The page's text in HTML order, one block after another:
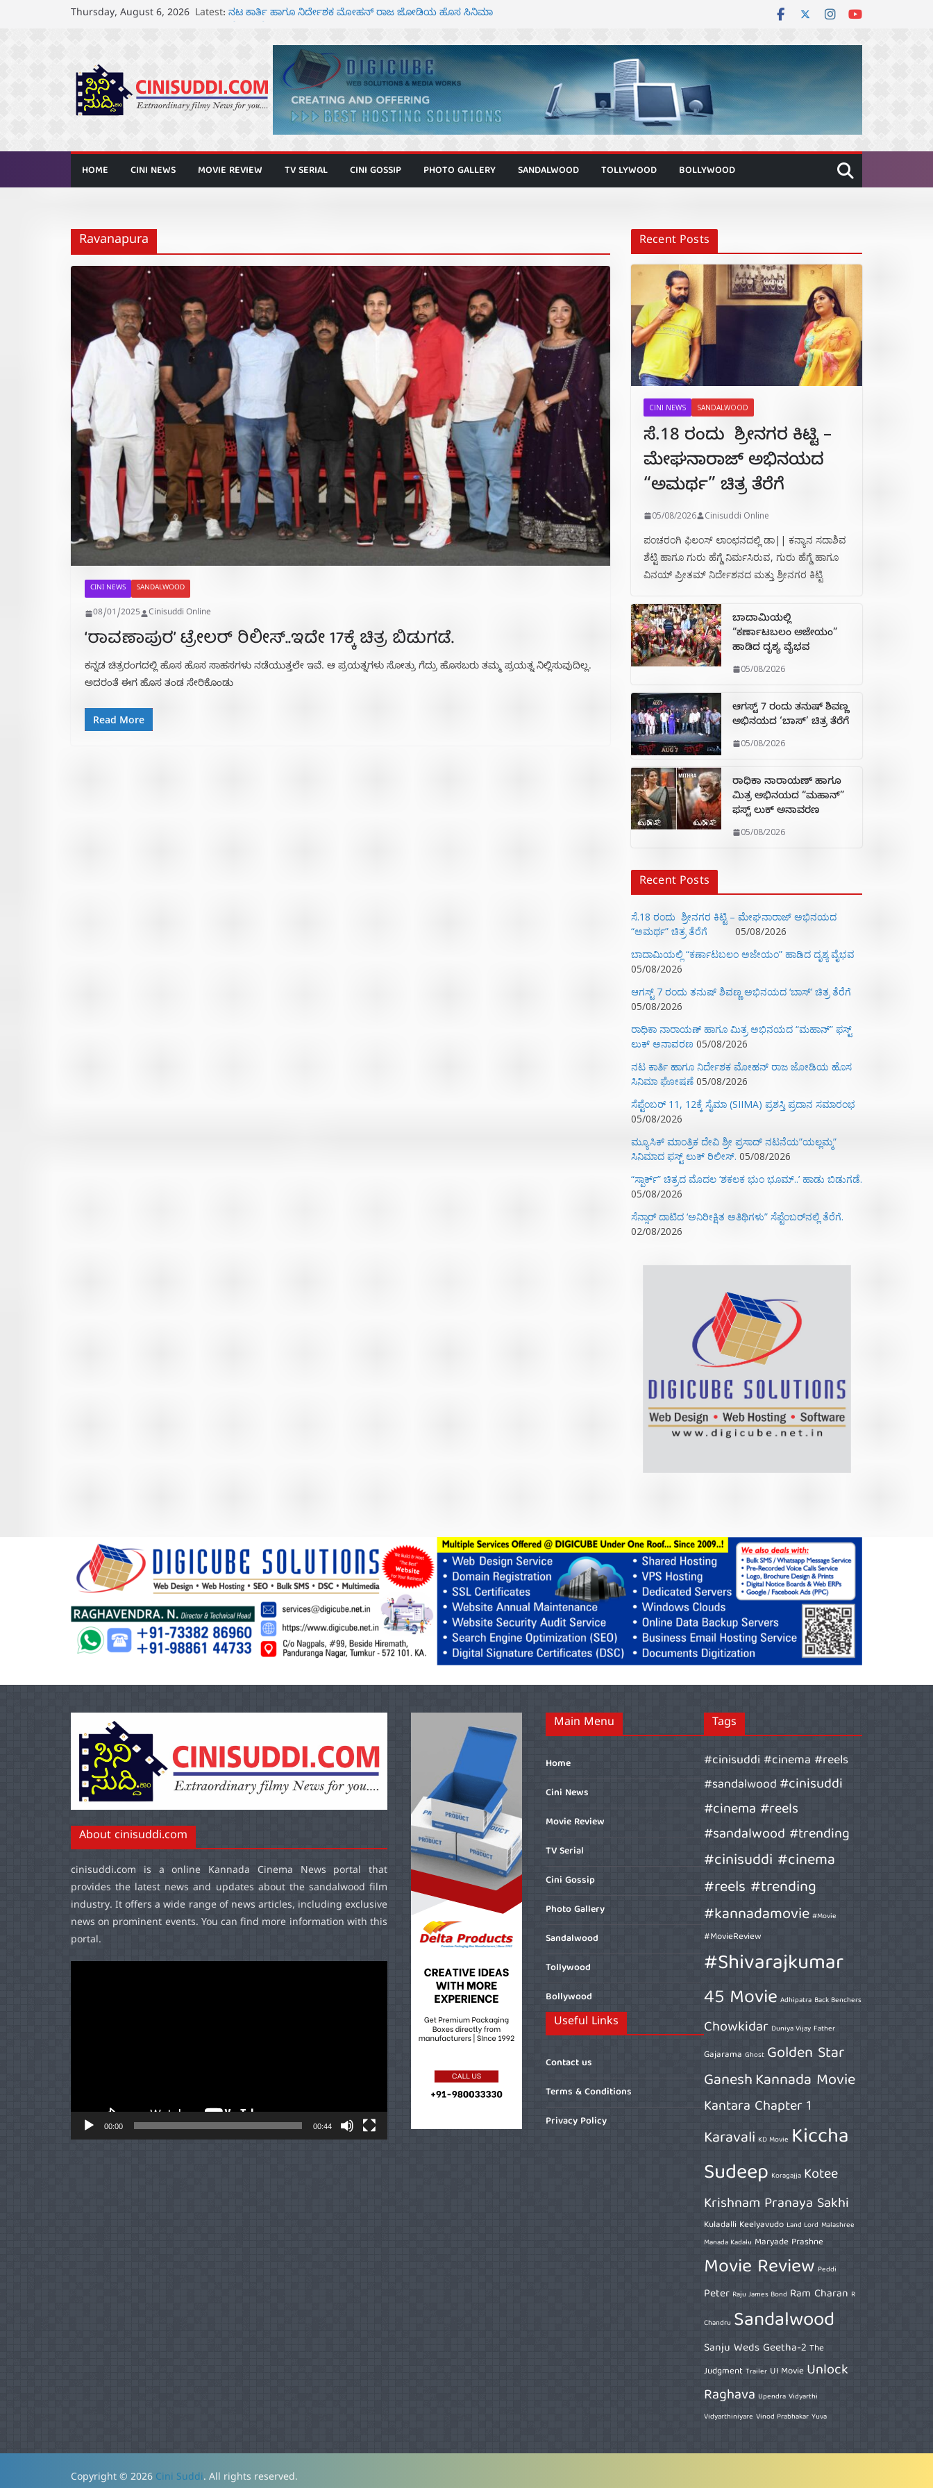
Thursday, August 6, 2026 Latest: ನಟ ಕಾರ್ತಿ ಹಾಗೂ ನಿರ್ದೇಶಕ ಮೋಹನ್ ರಾಜ ಜೋಡಿಯ ಹೊಸ ಸಿನಿಮಾ
ಬಾದಾಮಿಯಲ್ಲಿ “ಕರ್ಣಾಟಬಲಂ ಅಜೇಯಂ” ಹಾಡಿದ ದೃಶ್ಯ ವೈಭವ
ಆಗಸ್ಟ್ 7 ರಂದು ತನುಷ್ ಶಿವಣ್ಣ ಅಭಿನಯದ ‘ಬಾಸ್’ ಚಿತ್ರ ತೆರೆಗೆ
ರಾಧಿಕಾ ನಾರಾಯಣ್ ಹಾಗೂ ಮಿತ್ರ ಅಭಿನಯದ “ಮಹಾನ್” ಫಸ್ಟ್ ಲುಕ್
ಅನಾವರಣ
HOME CINI NEWS MOVIE REVIEW TV SERIAL CINI GOSSIP PHOTO GALLERY SANDALWOOD TOLLYWOOD BOLLYWOOD
Ravanapura
CINI NEWS SANDALWOOD
08/01/2025 Cinisuddi Online
‘ರಾವಣಾಪುರ’ ಟ್ರೇಲರ್ ರಿಲೀಸ್..ಇದೇ 17ಕ್ಕೆ ಚಿತ್ರ ಬಿಡುಗಡೆ.
ಕನ್ನಡ ಚಿತ್ರರಂಗದಲ್ಲಿ ಹೊಸ ಹೊಸ ಸಾಹಸಗಳು ನಡೆಯುತ್ತಲೇ ಇವೆ. ಆ ಪ್ರಯತ್ನಗಳು ಸೋತ್ರು ಗೆದ್ರು ಹೊಸಬರು ತಮ್ಮ ಪ್ರಯತ್ನ ನಿಲ್ಲಿಸುವುದಿಲ್ಲ.
ಅದರಂತೆ ಈಗ ಹೊಸ ತಂಡ ಸೇರಿಕೊಂಡು
Read More
Recent Posts
CINI NEWS SANDALWOOD
ಸೆ.18 ರಂದು ಶ್ರೀನಗರ ಕಿಟ್ಟಿ –
ಮೇಘನಾರಾಜ್ ಅಭಿನಯದ
“ಅಮರ್ಥ” ಚಿತ್ರ ತೆರೆಗೆ
05/08/2026 Cinisuddi Online
ಪಂಚರಂಗಿ ಫಿಲಂಸ್ ಲಾಂಛನದಲ್ಲಿ ಡಾ|| ಕನ್ಯಾನ ಸದಾಶಿವ
ಶೆಟ್ಟಿ ಹಾಗೂ ಗುರು ಹೆಗ್ಡೆ ನಿರ್ಮಸಿರುವ, ಗುರು ಹೆಗ್ಡೆ ಹಾಗೂ
ವಿನಯ್ ಪ್ರೀತಮ್ ನಿರ್ದೇಶನದ ಮತ್ತು ಶ್ರೀನಗರ ಕಿಟ್ಟಿ
ಬಾದಾಮಿಯಲ್ಲಿ
“ಕರ್ಣಾಟಬಲಂ ಅಜೇಯಂ”
ಹಾಡಿದ ದೃಶ್ಯ ವೈಭವ
05/08/2026
ಆಗಸ್ಟ್ 7 ರಂದು ತನುಷ್ ಶಿವಣ್ಣ
ಅಭಿನಯದ ‘ಬಾಸ್’ ಚಿತ್ರ ತೆರೆಗೆ
05/08/2026
ರಾಧಿಕಾ ನಾರಾಯಣ್ ಹಾಗೂ
ಮಿತ್ರ ಅಭಿನಯದ “ಮಹಾನ್”
ಫಸ್ಟ್ ಲುಕ್ ಅನಾವರಣ
05/08/2026
Recent Posts
ಸೆ.18 ರಂದು ಶ್ರೀನಗರ ಕಿಟ್ಟಿ – ಮೇಘನಾರಾಜ್ ಅಭಿನಯದ
“ಅಮರ್ಥ” ಚಿತ್ರ ತೆರೆಗೆ
05/08/2026
ಬಾದಾಮಿಯಲ್ಲಿ “ಕರ್ಣಾಟಬಲಂ ಅಜೇಯಂ” ಹಾಡಿದ ದೃಶ್ಯ ವೈಭವ
05/08/2026
ಆಗಸ್ಟ್ 7 ರಂದು ತನುಷ್ ಶಿವಣ್ಣ ಅಭಿನಯದ ‘ಬಾಸ್’ ಚಿತ್ರ ತೆರೆಗೆ
05/08/2026
ರಾಧಿಕಾ ನಾರಾಯಣ್ ಹಾಗೂ ಮಿತ್ರ ಅಭಿನಯದ “ಮಹಾನ್” ಫಸ್ಟ್
ಲುಕ್ ಅನಾವರಣ 05/08/2026
ನಟ ಕಾರ್ತಿ ಹಾಗೂ ನಿರ್ದೇಶಕ ಮೋಹನ್ ರಾಜ ಜೋಡಿಯ ಹೊಸ
ಸಿನಿಮಾ ಘೋಷಣೆ 05/08/2026
ಸೆಪ್ಟೆಂಬರ್ 11, 12ಕ್ಕೆ ಸೈಮಾ (SIIMA) ಪ್ರಶಸ್ತಿ ಪ್ರದಾನ ಸಮಾರಂಭ
05/08/2026
ಮ್ಯೂಸಿಕ್‌ ಮಾಂತ್ರಿಕ ದೇವಿ ಶ್ರೀ ಪ್ರಸಾದ್ ನಟನೆಯ”ಯಲ್ಲಮ್ಮ”
ಸಿನಿಮಾದ ಫಸ್ಟ್‌ ಲುಕ್‌ ರಿಲೀಸ್. 05/08/2026
“ಸ್ಪಾರ್ಕ್” ಚಿತ್ರದ ಮೊದಲ‌ ‘ಶಕಲಕ ಭುಂ‌ ಭೂಮ್..’ ಹಾಡು ಬಿಡುಗಡೆ.
05/08/2026
ಸೆನ್ಸಾರ್ ದಾಟಿದ ‘ಅನಿರೀಕ್ಷಿತ ಅತಿಥಿಗಳು” ಸೆಪ್ಟೆಂಬರ್‌ನಲ್ಲಿ ತೆರೆಗೆ.
02/08/2026
About cinisuddi.com
cinisuddi.com is a online Kannada Cinema News portal that
provides the latest news and updates about the sandalwood film
industry. It offers a wide range of news articles, including exclusive
news on prominent events. You can find more information with this
portal.
00:00 00:44
Main Menu
Home
Cini News
Movie Review
TV Serial
Cini Gossip
Photo Gallery
Sandalwood
Tollywood
Bollywood
Useful Links
Contact us
Terms & Conditions
Privacy Policy
Tags
#cinisuddi #cinema #reels
#sandalwood#cinisuddi
#cinema #reels
#sandalwood #trending
#cinisuddi #cinema
#reels #trending
#kannadamovie #Movie
#MovieReview
#Shivarajkumar
45 Movie Adhipatra Back Benchers
Chowkidar Duniya Vijay Father
Gajarama Ghost Golden Star
GaneshKannada Movie
Kantara Chapter 1
Karavali KD Movie Kiccha
Sudeep Koragajja Kotee
Krishnam Pranaya Sakhi
Kuladalli Keelyavudo Land Lord Malashree
Manada Kadalu Maryade Prashne
Movie Review Peddi
Peter Raju James Bond Ram Charan R
Chandru Sandalwood
Sanju Weds Geetha-2 The
Judgment Trailer UI Movie Unlock
Raghava Upendra Vidyarthi
Vidyarthiniyare Vinod Prabhakar Yuva
Copyright © 2026 Cini Suddi. All rights reserved.